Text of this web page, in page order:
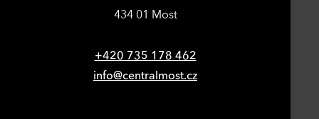
434 01 Most
+420 735 178 462
info@centralmost.cz